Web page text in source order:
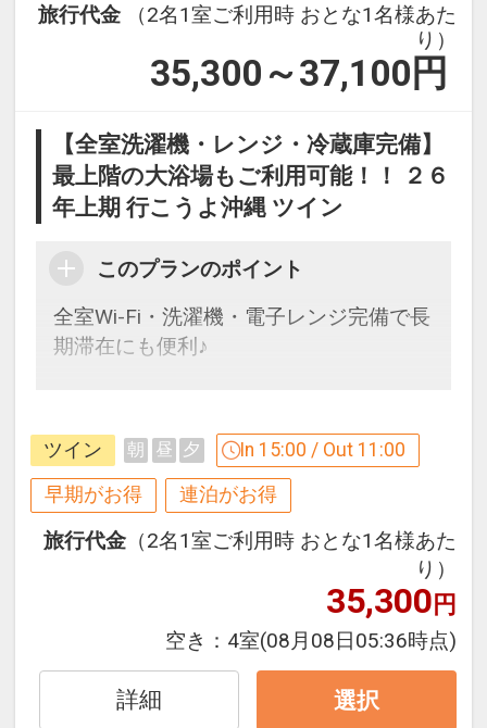
キッズプールやジェットバスもあり、ご
営業期間）３月下旬～１０月
ルにてご確認ください。
●インドアプール
営業期間）通年
営業時間）９：００～１９：００
旅行代金
（2名1室ご利用時 おとな1名様あた
り）
35,300～37,100 円
【全室洗濯機・レンジ・冷蔵庫完備】
最上階の大浴場もご利用可能！！ ２６
年上期 行こうよ沖縄 ツイン
このプランのポイント
全室Wi-Fi・洗濯機・電子レンジ完備で長
期滞在にも便利♪
割引がございます
ご宿泊の９０日前までにお申し込みにな
ると
※早期申込期間を過ぎてからの変更（人
数の内訳・客室タイプ・食事条件・プラ
ン・氏名・人員・泊数の増減等の変更）
があった場合、早期申込割引は適用され
ません。
ツイン 朝 昼 夕 In 15:00 / Out 11:00
早期がお得 連泊がお得
旅行代金 （2名1室ご利用時 おとな1名様あた
り）
35,300円
空き： 4室(08月08日05:36時点)
詳細 選択